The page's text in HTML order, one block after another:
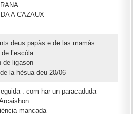
A CAZAUX
deus papàs e de las mamàs
l’escòla
de ligason
la hèsua deu 20/06
: com har un paracaduda
mancada